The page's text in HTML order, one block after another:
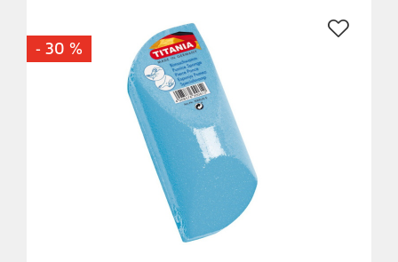
- 30 %